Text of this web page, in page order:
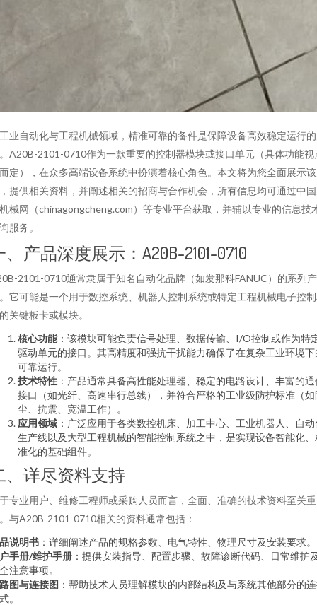
业自动化与工程机械领域，精准可靠的备件是保障设备高效稳定运行
A20B-2101-0710作为一款重要的控制器模块或接口单元（具体功能视
定），在众多高端设备系统中扮演着核心角色。本文将为您全面展示
提供相关资料，并阐述相关的招商与合作机会，所有信息均可通过中
械网（chinagongcheng.com）等专业平台获取，并辅以专业的信息技
服务。
、产品深度展示：A20B-2101-0710
2101-0710通常隶属于知名自动化品牌（如发那科FANUC）的系列
它可能是一个用于数控系统、机器人控制系统或特定工程机械电子控
关键板卡或模块。
核心功能：该模块可能负责信号处理、数据传输、I/O控制或作为特
驱动单元的接口。其高精度和强抗干扰能力确保了在复杂工业环境下
可靠运行。
技术特性 ：产品通常具备高性能处理器、稳定的电路设计、丰富的通
接口（如光纤、高速串行总线），并符合严格的工业级防护标准（如
尘、抗震、宽温工作）。
应用领域 ：广泛应用于各类数控机床、加工中心、工业机器人、自动
生产线以及大型工程机械的智能控制系统之中，是实现设备智能化、
准化的基础组件。
、详尽资料支持
专业用户、维修工程师或采购人员而言，全面、准确的技术资料至关重
与A20B-2101-0710相关的资料通常包括：
说明书 ：详细阐述产品的规格参数、电气特性、物理尺寸及安装要求。
手册/维护手册 ：提供安装指导、配置步骤、故障诊断代码、日常维护
注意事项。
图与连接图 ：帮助技术人员理解模块的内部结构及与系统其他部分的
。